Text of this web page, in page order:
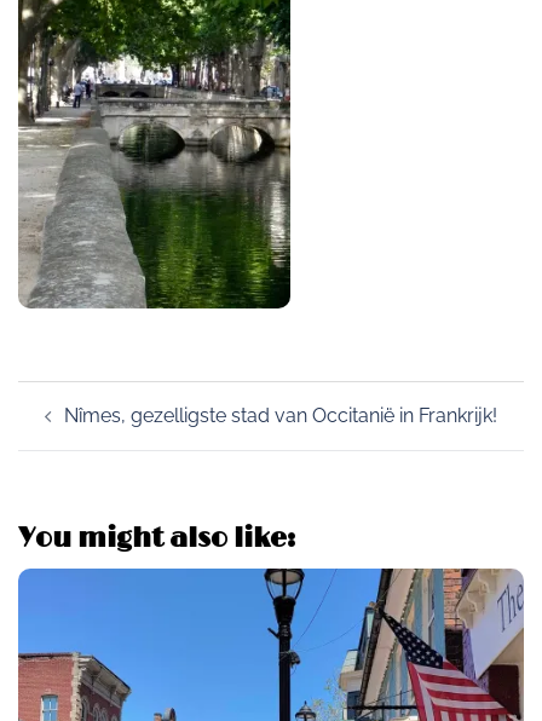
Post
navigation
Nîmes, gezelligste stad van Occitanië in Frankrijk!
You might also like: